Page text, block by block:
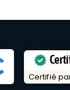
Certifié